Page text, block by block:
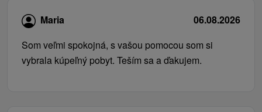
Maria
06.08.2026
Som veľmi spokojná, s vašou pomocou som si
vybrala kúpeľný pobyt. Teším sa a ďakujem.